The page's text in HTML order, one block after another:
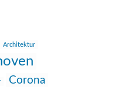
Architektur
Corona